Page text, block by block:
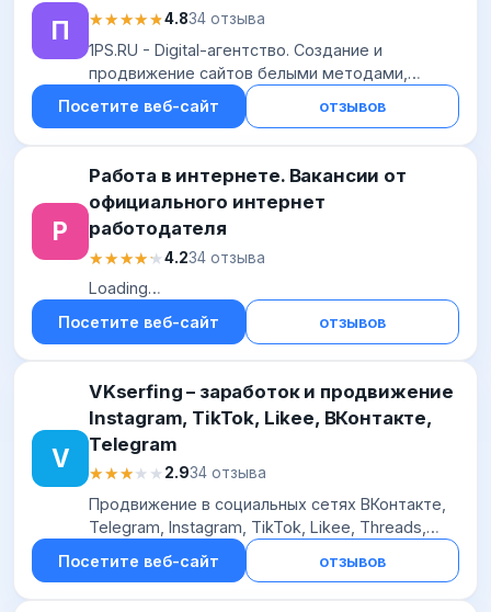
П ★★★★★
★★★★★4.834 отзыва
1PS.RU - Digital-агентство. Создание и
продвижение сайтов белыми методами,
управление репутацией (SERM), контекстная
реклама, маркетинг в соцсетях (SMM).
Посетите веб-сайт отзывов
Р
Работа в интернете. Вакансии от
официального интернет
работодателя
★★★★★
★★★★★4.234 отзыва
Loading…
Посетите веб-сайт
отзывов
V
VKserfing – заработок и продвижение
Instagram, TikTok, Likee, ВКонтакте,
Telegram
★★★★★
★★★★★2.934 отзыва
Продвижение в социальных сетях ВКонтакте,
Telegram, Instagram, TikTok, Likee, Threads,
Pinterest. Заработок на заданиях с помощью
личных страниц соцсетей. Подписчики, лай...
Посетите веб-сайт отзывов